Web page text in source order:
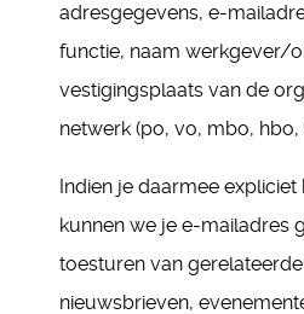
adresgegevens, e-
functie, naam werkgever/
vestigingsplaats van de
netwerk (po, vo, mbo, hbo,
Indien je daarmee
kunnen we je e-mailadres
toesturen van
nieuwsbrieven,